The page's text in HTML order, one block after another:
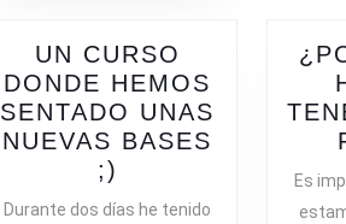
UN CURSO
DONDE HEMOS
SENTADO UNAS
NUEVAS BASES
;)
CURSO
Durante dos días he tenido
Es